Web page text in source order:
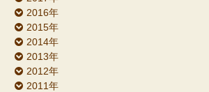
2016年
2015年
2014年
2013年
2012年
2011年